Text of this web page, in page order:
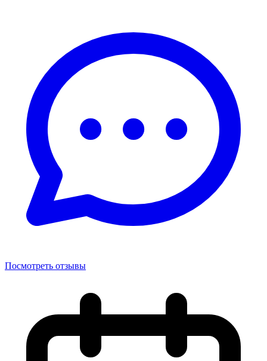
Посмотреть отзывы